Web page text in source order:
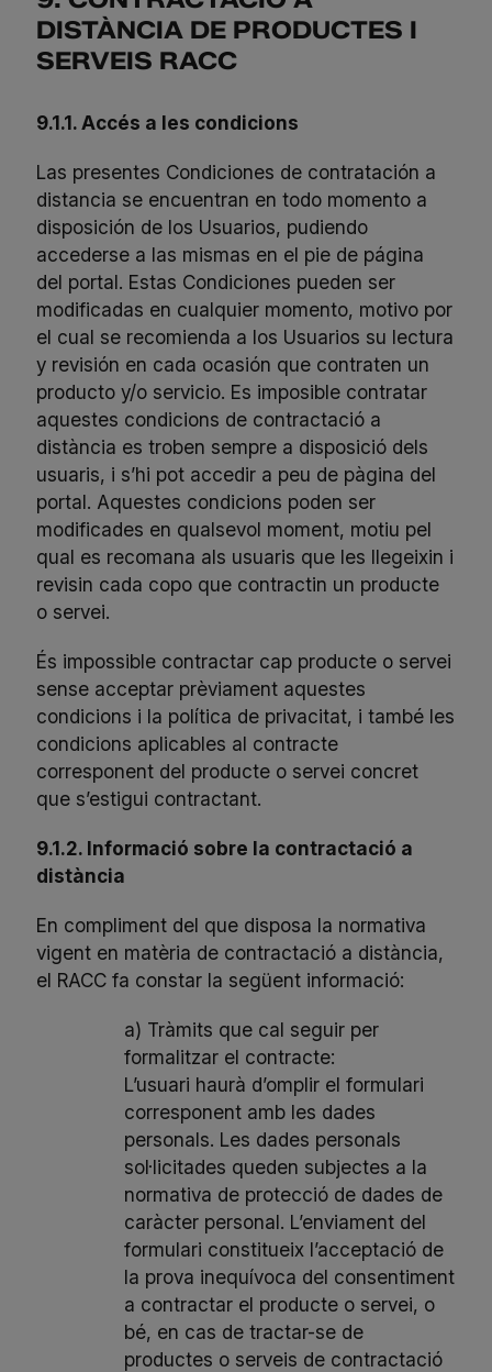
DISTÀNCIA DE PRODUCTES I
SERVEIS RACC
9.1.1. Accés a les condicions
Las presentes Condiciones de contratación a
distancia se encuentran en todo momento a
disposición de los Usuarios, pudiendo
accederse a las mismas en el pie de página
del portal. Estas Condiciones pueden ser
modificadas en cualquier momento, motivo por
el cual se recomienda a los Usuarios su lectura
y revisión en cada ocasión que contraten un
producto y/o servicio. Es imposible contratar
aquestes condicions de contractació a
distància es troben sempre a disposició dels
usuaris, i s’hi pot accedir a peu de pàgina del
portal. Aquestes condicions poden ser
modificades en qualsevol moment, motiu pel
qual es recomana als usuaris que les llegeixin i
revisin cada copo que contractin un producte
o servei.
És impossible contractar cap producte o servei
sense acceptar prèviament aquestes
condicions i la política de privacitat, i també les
condicions aplicables al contracte
corresponent del producte o servei concret
que s’estigui contractant.
9.1.2. Informació sobre la contractació a
distància
En compliment del que disposa la normativa
vigent en matèria de contractació a distància,
el RACC fa constar la següent informació:
a) Tràmits que cal seguir per
formalitzar el contracte:
L’usuari haurà d’omplir el formulari
corresponent amb les dades
personals. Les dades personals
sol·licitades queden subjectes a la
normativa de protecció de dades de
caràcter personal. L’enviament del
formulari constitueix l’acceptació de
la prova inequívoca del consentiment
a contractar el producte o servei, o
bé, en cas de tractar-se de
productes o serveis de contractació